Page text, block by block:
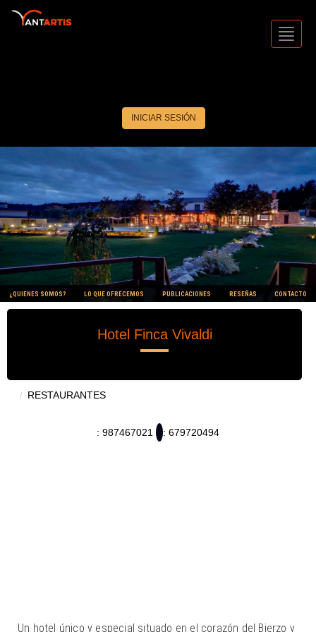
INICIAR SESIÓN
¿QUIENES SOMOS? LO QUE OFRECEMOS PUBLICACIONES RESEÑAS CONTACTO
Hotel Finca Vivaldi
RESTAURANTES
: 987467021 : 679720494
Un hotel único y especial situado en el corazón del Bierzo y